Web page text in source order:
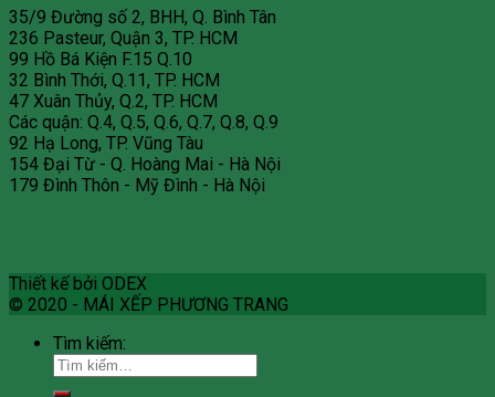
35/9 Đường số 2, BHH, Q. Bình Tân
236 Pasteur, Quận 3, TP. HCM
99 Hồ Bá Kiện F.15 Q.10
32 Bình Thới, Q.11, TP. HCM
47 Xuân Thủy, Q.2, TP. HCM
Các quận: Q.4, Q.5, Q.6, Q.7, Q.8, Q.9
92 Hạ Long, TP. Vũng Tàu
154 Đại Từ - Q. Hoàng Mai - Hà Nội
179 Đình Thôn - Mỹ Đình - Hà Nội
Thiết kế bởi ODEX
© 2020 - MÁI XẾP PHƯƠNG TRANG
Tìm kiếm: